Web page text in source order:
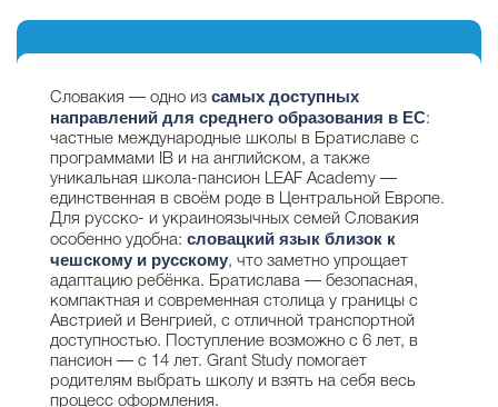
Словакия — одно из самых доступных
направлений для среднего образования в ЕС:
частные международные школы в Братиславе с
программами IB и на английском, a также
уникальная школа-пансион LEAF Academy —
единственная в своём роде в Центральной Европе.
Для русско- и украиноязычных семей Словакия
особенно удобна: словацкий язык близок к
чешскому и русскому, что заметно упрощает
адаптацию ребёнка. Братислава — безопасная,
компактная и современная столица у границы с
Австрией и Венгрией, с отличной транспортной
доступностью. Поступление возможно с 6 лет, в
пансион — с 14 лет. Grant Study помогает
родителям выбрать школу и взять на себя весь
процесс оформления.